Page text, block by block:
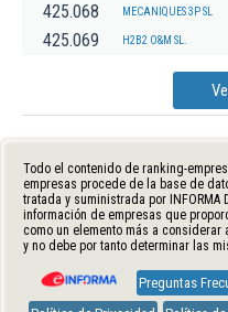
425.068 MECANIQUES 3P SL
425.069 H2B2 O&M SL.
Todo el contenido de ranking-
empresas procede de la base de
tratada y suministrada por INFORMA
información de empresas que
como un elemento más a
y no debe por tanto determinar las
Preguntas